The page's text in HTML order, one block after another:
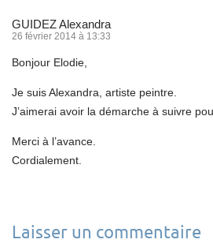
GUIDEZ Alexandra
26 février 2014 à 13:33
Bonjour Elodie,
Je suis Alexandra, artiste peintre.
J’aimerai avoir la démarche à suivre
Merci à l’avance.
Cordialement.
Laisser un commentaire